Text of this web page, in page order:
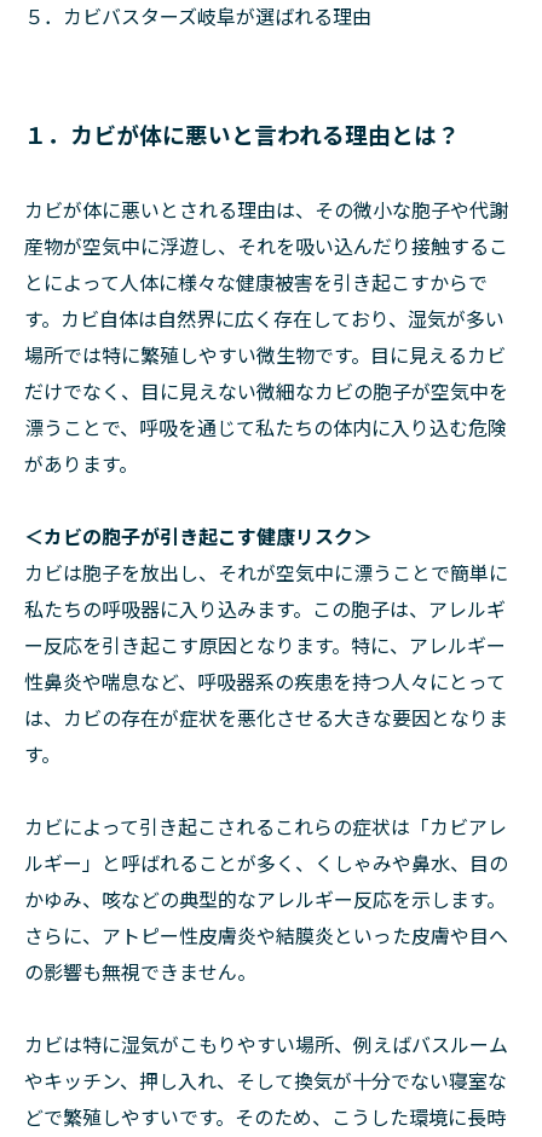
５．カビバスターズ岐阜が選ばれる理由
１．カビが体に悪いと言われる理由とは？
カビが体に悪いとされる理由は、その微小な胞子や代謝
産物が空気中に浮遊し、それを吸い込んだり接触するこ
とによって人体に様々な健康被害を引き起こすからで
す。カビ自体は自然界に広く存在しており、湿気が多い
場所では特に繁殖しやすい微生物です。目に見えるカビ
だけでなく、目に見えない微細なカビの胞子が空気中を
漂うことで、呼吸を通じて私たちの体内に入り込む危険
があります。
＜カビの胞子が引き起こす健康リスク＞
カビは胞子を放出し、それが空気中に漂うことで簡単に
私たちの呼吸器に入り込みます。この胞子は、アレルギ
ー反応を引き起こす原因となります。特に、アレルギー
性鼻炎や喘息など、呼吸器系の疾患を持つ人々にとって
は、カビの存在が症状を悪化させる大きな要因となりま
す。
カビによって引き起こされるこれらの症状は「カビアレ
ルギー」と呼ばれることが多く、くしゃみや鼻水、目の
かゆみ、咳などの典型的なアレルギー反応を示します。
さらに、アトピー性皮膚炎や結膜炎といった皮膚や目へ
の影響も無視できません。
カビは特に湿気がこもりやすい場所、例えばバスルーム
やキッチン、押し入れ、そして換気が十分でない寝室な
どで繁殖しやすいです。そのため、こうした環境に長時